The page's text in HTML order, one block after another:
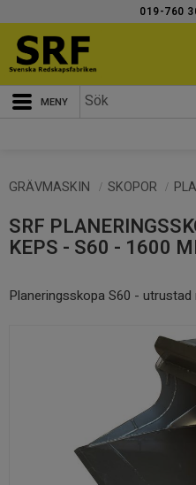
Meny
019-760
GRÄVMASKIN SKOPOR
SRF
KEPS - S60 - 1600
Planeringsskopa S60 -